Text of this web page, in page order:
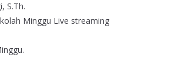
S.Th.
Minggu Live streaming